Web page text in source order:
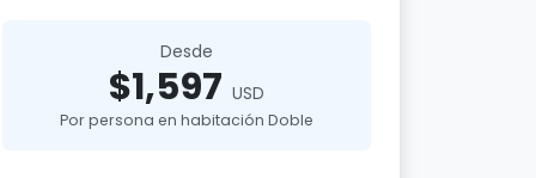
Desde
$1,597 USD
Por persona en habitación Doble